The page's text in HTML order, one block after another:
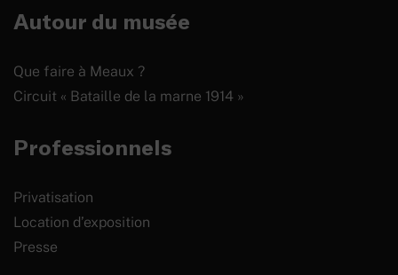
Autour du musée
Que faire à Meaux ?
Circuit « Bataille de la marne 1914 »
Professionnels
Privatisation
Location d’exposition
Presse